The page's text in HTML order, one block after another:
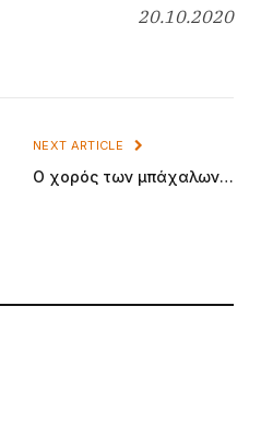
20.10.2020
NEXT ARTICLE
Ο χορός των μπάχαλων…